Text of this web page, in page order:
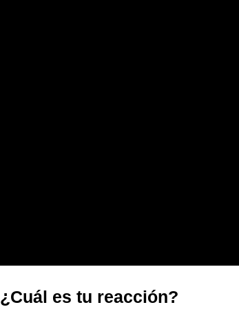
¿Cuál es tu reacción?